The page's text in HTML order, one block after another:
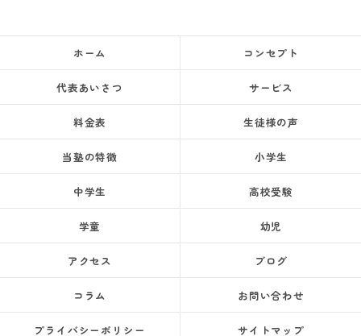
ホーム コンセプト
代表あいさつ サービス
料金表 生徒様の声
当塾の特徴 小学生
中学生 高校受験
学童 幼児
アクセス ブログ
コラム お問い合わせ
プライバシーポリシー サイトマップ